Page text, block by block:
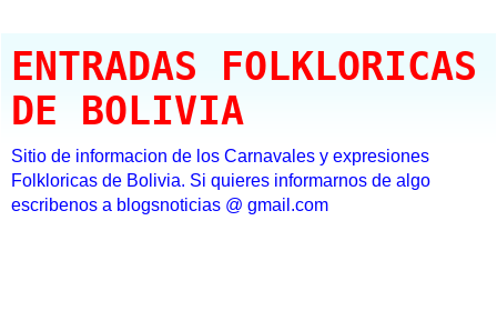
ENTRADAS FOLKLORICAS
DE BOLIVIA
Sitio de informacion de los Carnavales y expresiones
Folkloricas de Bolivia. Si quieres informarnos de algo
escribenos a blogsnoticias @ gmail.com